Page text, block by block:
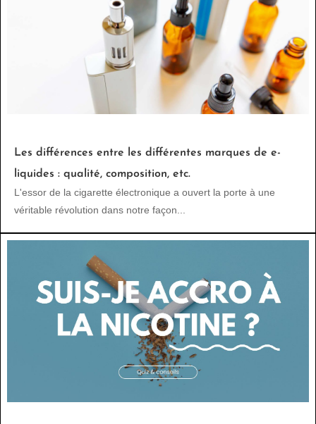
Les différences entre les différentes marques de e-
liquides : qualité, composition, etc.
L'essor de la cigarette électronique a ouvert la porte à une
véritable révolution dans notre façon...